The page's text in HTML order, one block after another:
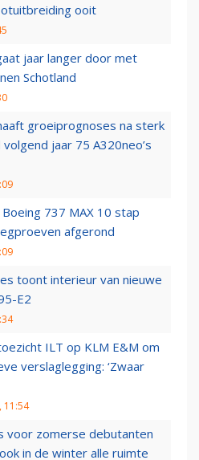
ooit
jaar langer door met
Schotland
groeiprognoses na sterk
jaar 75 A320neo’s
737 MAX 10 stap
afgerond
toont interieur van nieuwe
E2
ILT op KLM E&M om
verslaglegging: ‘Zwaar
11:54
voor zomerse debutanten
in de winter alle ruimte